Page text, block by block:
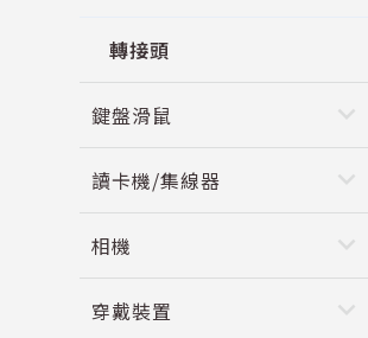
轉接頭
鍵盤滑鼠 keyboard_arrow_down
讀卡機/集線器 keyboard_arrow_down
相機 keyboard_arrow_down
穿戴裝置 keyboard_arrow_down